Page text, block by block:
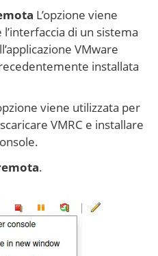
L’opzione viene
di un sistema
VMware
installata
viene utilizzata per
VMRC e installare
.